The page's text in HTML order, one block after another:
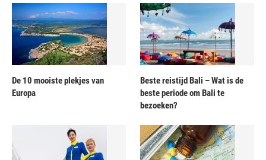
De 10 mooiste plekjes van
Europa
Beste reistijd Bali – Wat is de
beste periode om Bali te
bezoeken?